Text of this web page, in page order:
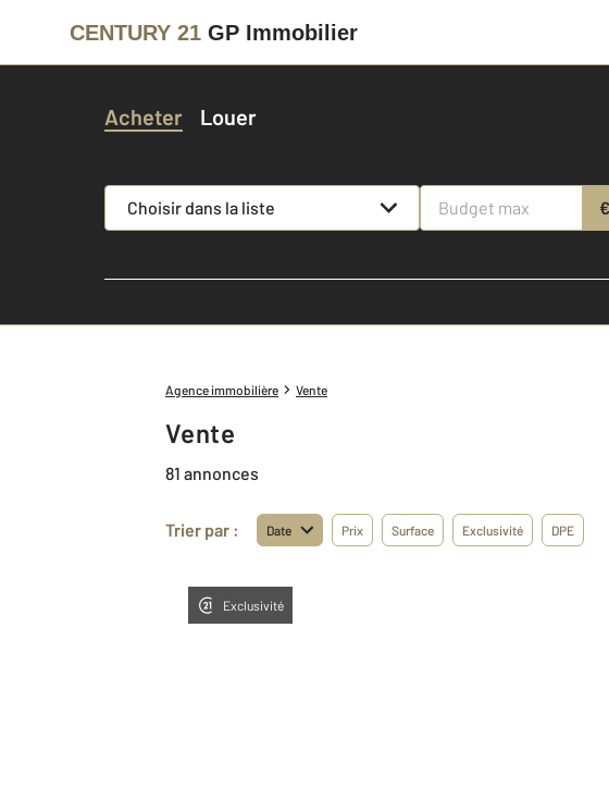
CENTURY 21 GP Immobilier
Acheter Louer
Choisir dans la liste €
Agence immobilière Vente
Vente
81 annonces
Trier par : Date Prix Surface Exclusivité DPE
Exclusivité